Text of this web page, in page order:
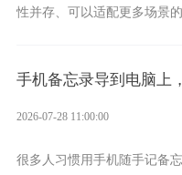
性并存、可以适配更多场景
手机备忘录导到电脑上
2026-07-28 11:00:00
很多人习惯用手机随手记备